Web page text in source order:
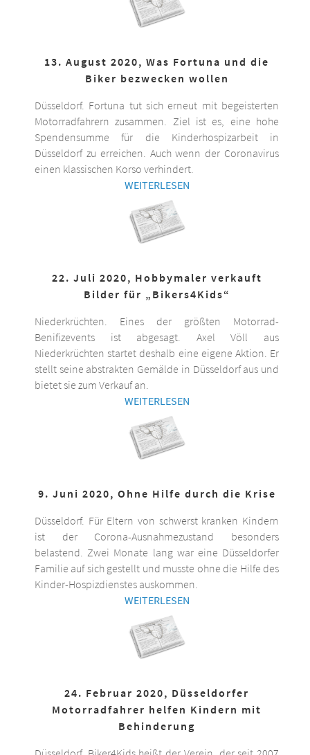
13. August 2020, Was Fortuna und die
Biker bezwecken wollen
Düsseldorf. Fortuna tut sich erneut mit begeisterten
Motorradfahrern zusammen. Ziel ist es, eine hohe
Spendensumme für die Kinderhospizarbeit in
Düsseldorf zu erreichen. Auch wenn der Coronavirus
einen klassischen Korso verhindert.
WEITERLESEN
22. Juli 2020, Hobbymaler verkauft
Bilder für „Bikers4Kids“
Niederkrüchten. Eines der größten Motorrad-
Benifizevents ist abgesagt. Axel Völl aus
Niederkrüchten startet deshalb eine eigene Aktion. Er
stellt seine abstrakten Gemälde in Düsseldorf aus und
bietet sie zum Verkauf an.
WEITERLESEN
9. Juni 2020, Ohne Hilfe durch die Krise
Düsseldorf. Für Eltern von schwerst kranken Kindern
ist der Corona-Ausnahmezustand besonders
belastend. Zwei Monate lang war eine Düsseldorfer
Familie auf sich gestellt und musste ohne die Hilfe des
Kinder-Hospizdienstes auskommen.
WEITERLESEN
24. Februar 2020, Düsseldorfer
Motorradfahrer helfen Kindern mit
Behinderung